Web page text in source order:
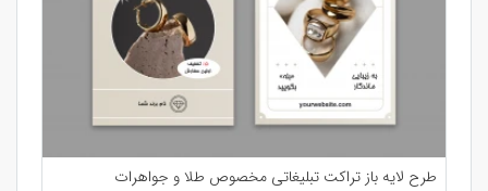
طرح لایه باز تراکت تبلیغاتی مخصوص طلا و جواهرات